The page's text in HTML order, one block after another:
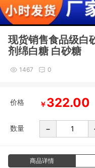
现货销售食品级白
剂绵白糖 白砂糖
1467 0
价格 ￥322.00
数量 -
商品详情